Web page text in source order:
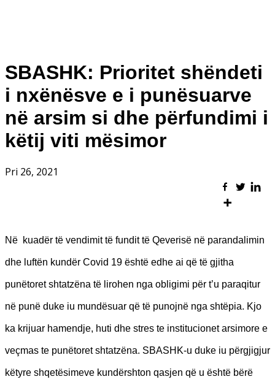
SBASHK: Prioritet shëndeti
i nxënësve e i punësuarve
në arsim si dhe përfundimi i
këtij viti mësimor
Pri 26, 2021
Në kuadër të vendimit të fundit të Qeverisë në parandalimin
dhe luftën kundër Covid 19 është edhe ai që të gjitha
punëtoret shtatzëna të lirohen nga obligimi për t’u paraqitur
në punë duke iu mundësuar që të punojnë nga shtëpia. Kjo
ka krijuar hamendje, huti dhe stres te institucionet arsimore e
veçmas te punëtoret shtatzëna. SBASHK-u duke iu përgjigjur
këtyre shqetësimeve kundërshton qasjen që u është bërë